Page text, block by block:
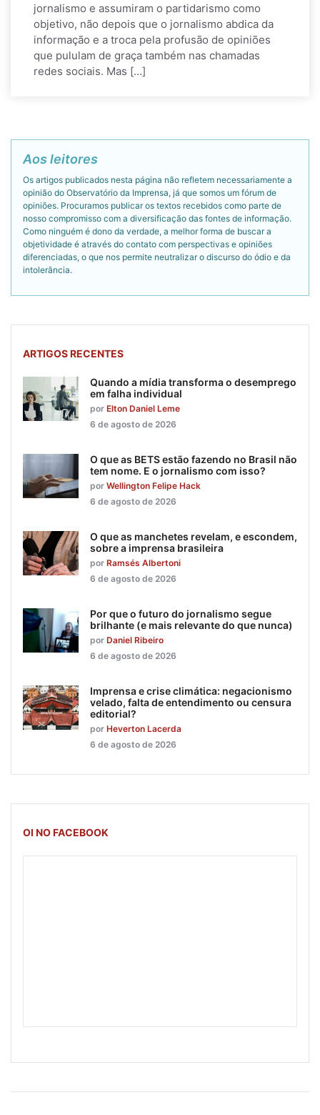
jornalismo e assumiram o partidarismo como
objetivo, não depois que o jornalismo abdica da
informação e a troca pela profusão de opiniões
que pululam de graça também nas chamadas
redes sociais. Mas […]
Aos leitores
Os artigos publicados nesta página não refletem necessariamente a
opinião do Observatório da Imprensa, já que somos um fórum de
opiniões. Procuramos publicar os textos recebidos como parte de
nosso compromisso com a diversificação das fontes de informação.
Como ninguém é dono da verdade, a melhor forma de buscar a
objetividade é através do contato com perspectivas e opiniões
diferenciadas, o que nos permite neutralizar o discurso do ódio e da
intolerância.
ARTIGOS RECENTES
Quando a mídia transforma o desemprego
em falha individual
por Elton Daniel Leme
6 de agosto de 2026
O que as BETS estão fazendo no Brasil não
tem nome. E o jornalismo com isso?
por Wellington Felipe Hack
6 de agosto de 2026
O que as manchetes revelam, e escondem,
sobre a imprensa brasileira
por Ramsés Albertoni
6 de agosto de 2026
Por que o futuro do jornalismo segue
brilhante (e mais relevante do que nunca)
por Daniel Ribeiro
6 de agosto de 2026
Imprensa e crise climática: negacionismo
velado, falta de entendimento ou censura
editorial?
por Heverton Lacerda
6 de agosto de 2026
OI NO FACEBOOK